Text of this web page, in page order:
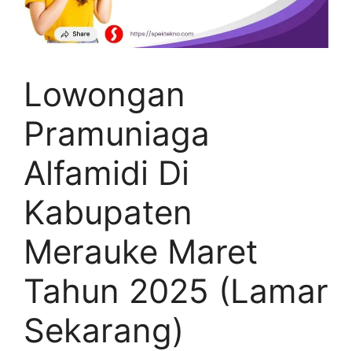
Lowongan
Pramuniaga
Alfamidi Di
Kabupaten
Merauke Maret
Tahun 2025 (Lamar
Sekarang)